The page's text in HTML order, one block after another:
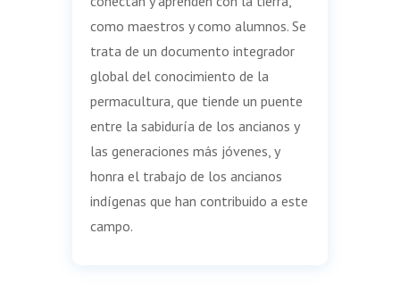
como maestros y como alumnos. Se
trata de un documento integrador
global del conocimiento de la
permacultura, que tiende un puente
entre la sabiduría de los ancianos y
las generaciones más jóvenes, y
honra el trabajo de los ancianos
indígenas que han contribuido a este
campo.